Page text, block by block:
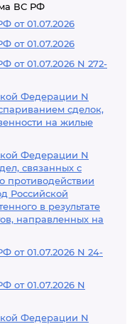
ВС РФ
от 01.07.2026
от 01.07.2026
от 01.07.2026 N 272-
Федерации N
сделок,
на жилые
Федерации N
связанных с
противодействии
Российской
в результате
направленных на
от 01.07.2026 N 24-
от 01.07.2026 N
Федерации N